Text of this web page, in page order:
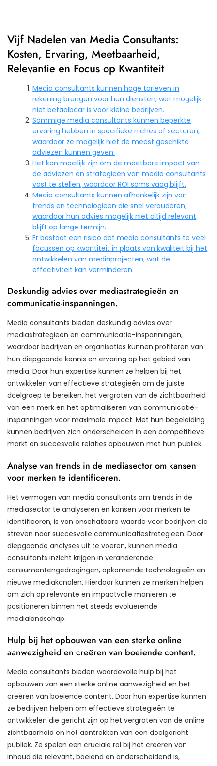
Vijf Nadelen van Media Consultants:
Kosten, Ervaring, Meetbaarheid,
Relevantie en Focus op Kwantiteit
Media consultants kunnen hoge tarieven in
rekening brengen voor hun diensten, wat mogelijk
niet betaalbaar is voor kleine bedrijven.
Sommige media consultants kunnen beperkte
ervaring hebben in specifieke niches of sectoren,
waardoor ze mogelijk niet de meest geschikte
adviezen kunnen geven.
Het kan moeilijk zijn om de meetbare impact van
de adviezen en strategieën van media consultants
vast te stellen, waardoor ROI soms vaag blijft.
Media consultants kunnen afhankelijk zijn van
trends en technologieën die snel verouderen,
waardoor hun advies mogelijk niet altijd relevant
blijft op lange termijn.
Er bestaat een risico dat media consultants te veel
focussen op kwantiteit in plaats van kwaliteit bij het
ontwikkelen van mediaprojecten, wat de
effectiviteit kan verminderen.
Deskundig advies over mediastrategieën en
communicatie-inspanningen.
Media consultants bieden deskundig advies over
mediastrategieën en communicatie-inspanningen,
waardoor bedrijven en organisaties kunnen profiteren van
hun diepgaande kennis en ervaring op het gebied van
media. Door hun expertise kunnen ze helpen bij het
ontwikkelen van effectieve strategieën om de juiste
doelgroep te bereiken, het vergroten van de zichtbaarheid
van een merk en het optimaliseren van communicatie-
inspanningen voor maximale impact. Met hun begeleiding
kunnen bedrijven zich onderscheiden in een competitieve
markt en succesvolle relaties opbouwen met hun publiek.
Analyse van trends in de mediasector om kansen
voor merken te identificeren.
Het vermogen van media consultants om trends in de
mediasector te analyseren en kansen voor merken te
identificeren, is van onschatbare waarde voor bedrijven die
streven naar succesvolle communicatiestrategieën. Door
diepgaande analyses uit te voeren, kunnen media
consultants inzicht krijgen in veranderende
consumentengedragingen, opkomende technologieën en
nieuwe mediakanalen. Hierdoor kunnen ze merken helpen
om zich op relevante en impactvolle manieren te
positioneren binnen het steeds evoluerende
medialandschap.
Hulp bij het opbouwen van een sterke online
aanwezigheid en creëren van boeiende content.
Media consultants bieden waardevolle hulp bij het
opbouwen van een sterke online aanwezigheid en het
creëren van boeiende content. Door hun expertise kunnen
ze bedrijven helpen om effectieve strategieën te
ontwikkelen die gericht zijn op het vergroten van de online
zichtbaarheid en het aantrekken van een doelgericht
publiek. Ze spelen een cruciale rol bij het creëren van
inhoud die relevant, boeiend en onderscheidend is,